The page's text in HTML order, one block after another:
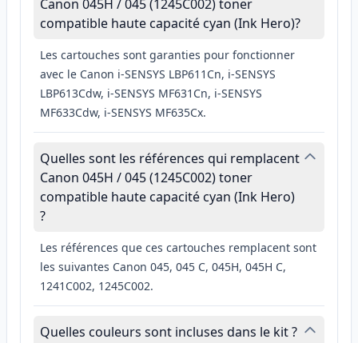
Canon 045H / 045 (1245C002) toner
compatible haute capacité cyan (Ink Hero)?
Les cartouches sont garanties pour fonctionner
avec le Canon i-SENSYS LBP611Cn, i-SENSYS
LBP613Cdw, i-SENSYS MF631Cn, i-SENSYS
MF633Cdw, i-SENSYS MF635Cx.
Quelles sont les références qui remplacent
Canon 045H / 045 (1245C002) toner
compatible haute capacité cyan (Ink Hero)
?
Les références que ces cartouches remplacent sont
les suivantes Canon 045, 045 C, 045H, 045H C,
1241C002, 1245C002.
Quelles couleurs sont incluses dans le kit ?